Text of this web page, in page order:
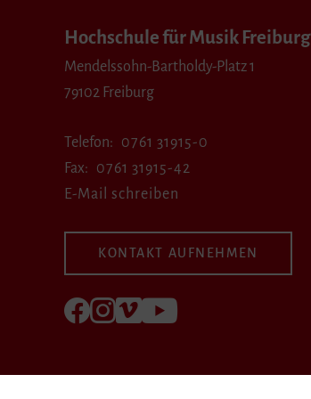
Hochschule für Musik Freiburg
Mendelssohn-Bartholdy-Platz 1
79102 Freiburg
Telefon
0761 31915-0
Fax
0761 31915-42
E-Mail schreiben
KONTAKT AUFNEHMEN
Folgen Sie uns auf Facebook
Folgen Sie uns auf Instagram
Besuchen Sie uns bei Vimeo